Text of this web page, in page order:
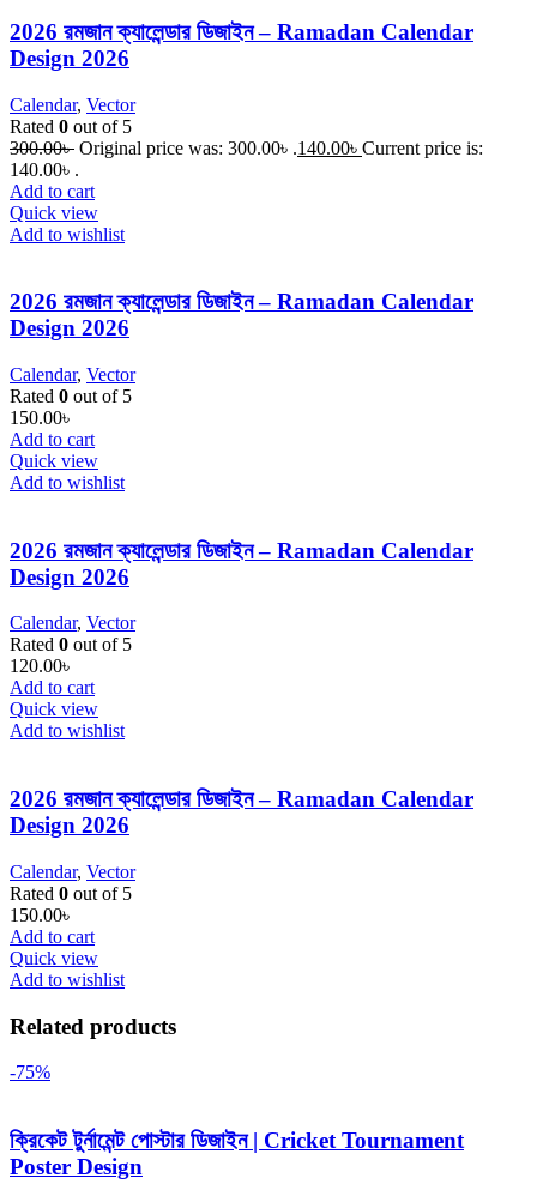
2026 রমজান ক্যালেন্ডার ডিজাইন – Ramadan Calendar
Design 2026
Calendar, Vector
Rated 0 out of 5
300.00৳ Original price was: 300.00৳ .140.00৳ Current price is:
140.00৳ .
Add to cart
Quick view
Add to wishlist
2026 রমজান ক্যালেন্ডার ডিজাইন – Ramadan Calendar
Design 2026
Calendar, Vector
Rated 0 out of 5
150.00৳
Add to cart
Quick view
Add to wishlist
2026 রমজান ক্যালেন্ডার ডিজাইন – Ramadan Calendar
Design 2026
Calendar, Vector
Rated 0 out of 5
120.00৳
Add to cart
Quick view
Add to wishlist
2026 রমজান ক্যালেন্ডার ডিজাইন – Ramadan Calendar
Design 2026
Calendar, Vector
Rated 0 out of 5
150.00৳
Add to cart
Quick view
Add to wishlist
Related products
-75%
ক্রিকেট টুর্নামেন্ট পোস্টার ডিজাইন | Cricket Tournament
Poster Design